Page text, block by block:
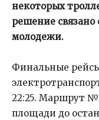
некоторых
решение связано
молодежи.
Финальные
22:25. Маршрут
площади до